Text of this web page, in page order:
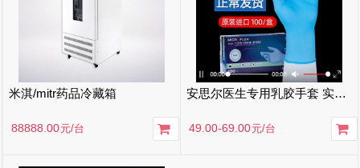
米淇/mitr药品冷藏箱
88888.00元/台
安思尔医生专用乳胶手套 实验室丁晴橡胶 手术医生手套 防病菌 一次性医用手套
49.00-69.00元/台